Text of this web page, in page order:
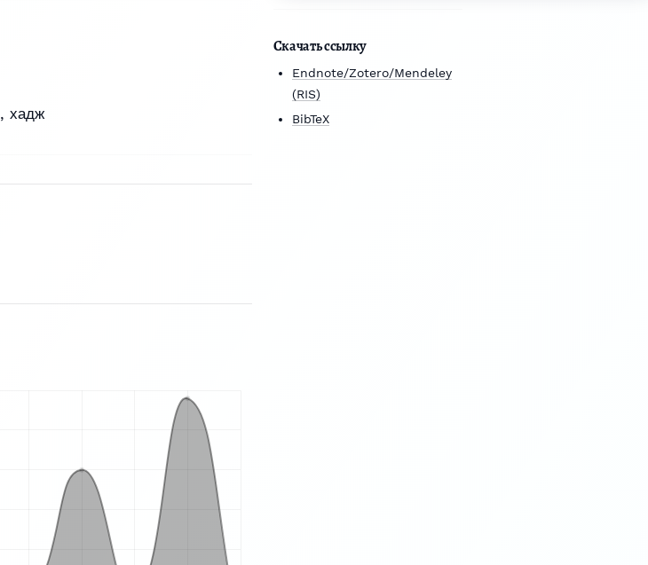
Скачать ссылку
Endnote/Zotero/Mendeley
(RIS)
BibTeX
, хадж